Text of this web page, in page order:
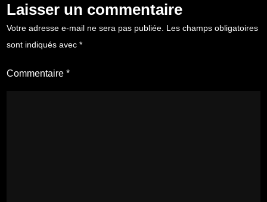
Laisser un commentaire
Votre adresse e-mail ne sera pas publiée. Les champs obligatoires
sont indiqués avec*
Commentaire*